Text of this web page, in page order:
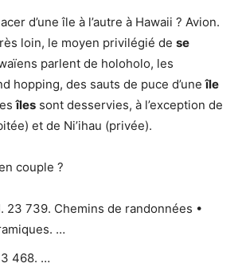
d’une île à l’autre à Hawaii ? Avion.
loin, le moyen privilégié de se
parlent de holoholo, les
hopping, des sauts de puce d’uneîle
îles sont desservies, à l’exception de
et de Ni’ihau (privée).
couple ?
23 739. Chemins de randonnées •
…
468. …